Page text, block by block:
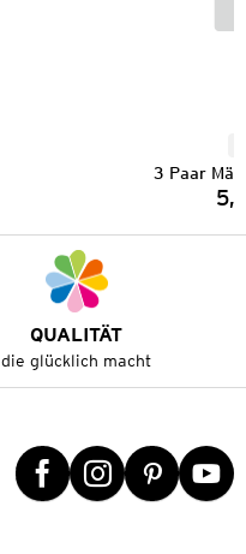
3 Paar
QUALITÄT
die glücklich macht